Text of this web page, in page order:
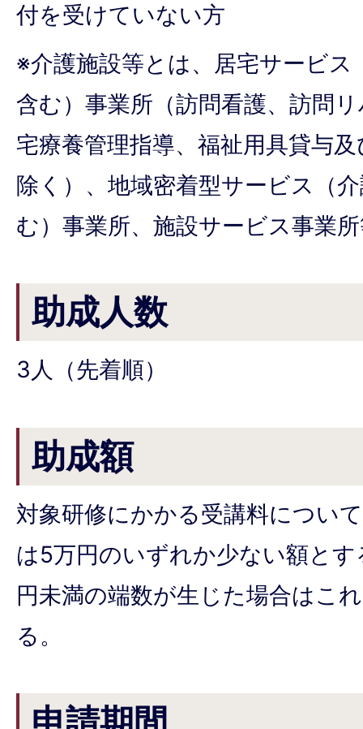
付を受けていない方
※介護施設等とは、居宅サービス
含む）事業所（訪問看護、訪問
宅療養管理指導、福祉用具貸与
除く）、地域密着型サービス（
む）事業所、施設サービス事業
助成人数
3人（先着順）
助成額
対象研修にかかる受講料につい
は5万円のいずれか少ない額と
円未満の端数が生じた場合はこ
る。